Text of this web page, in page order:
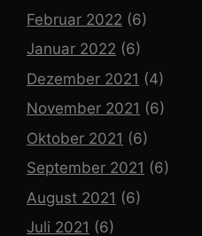
Februar 2022 (6)
Januar 2022 (6)
Dezember 2021 (4)
November 2021 (6)
Oktober 2021 (6)
September 2021 (6)
August 2021 (6)
Juli 2021 (6)